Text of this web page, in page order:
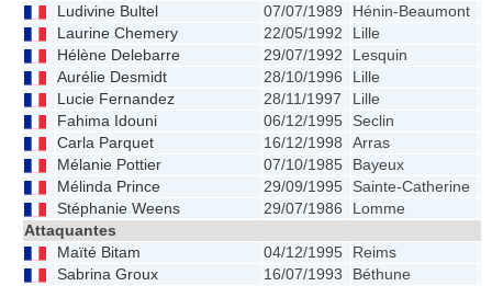
Ludivine Bultel
07/07/1989 Hénin-Beaumont
Laurine Chemery
22/05/1992 Lille
Hélène Delebarre
29/07/1992 Lesquin
Aurélie Desmidt
28/10/1996
Lille
Lucie Fernandez
28/11/1997
Lille
Fahima Idouni
06/12/1995
Seclin
Carla Parquet
16/12/1998 Arras
Mélanie Pottier
07/10/1985 Bayeux
Mélinda Prince
29/09/1995
Sainte-Catherine
Stéphanie Weens
29/07/1986 Lomme
Attaquantes
Maïté Bitam
04/12/1995
Reims
Sabrina Groux
16/07/1993
Béthune